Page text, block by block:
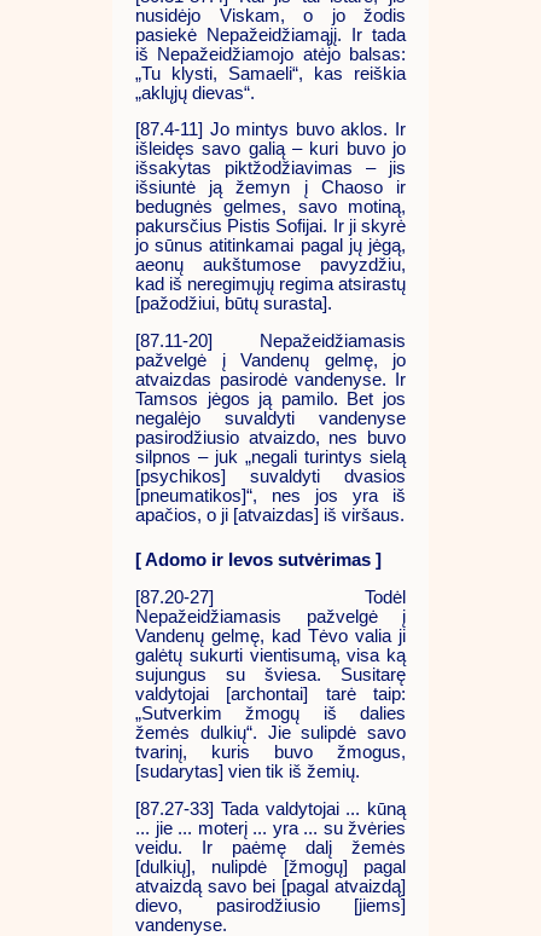
nusidėjo Viskam, o jo žodis
pasiekė Nepažeidžiamąjį. Ir tada
iš Nepažeidžiamojo atėjo balsas:
„Tu klysti, Samaeli“, kas reiškia
„aklųjų dievas“.
[87.4-11] Jo mintys buvo aklos. Ir
išleidęs savo galią – kuri buvo jo
išsakytas piktžodžiavimas – jis
išsiuntė ją žemyn į Chaoso ir
bedugnės gelmes, savo motiną,
pakursčius Pistis Sofijai. Ir ji skyrė
jo sūnus atitinkamai pagal jų jėgą,
aeonų aukštumose pavyzdžiu,
kad iš neregimųjų regima atsirastų
[pažodžiui, būtų surasta].
[87.11-20] Nepažeidžiamasis
pažvelgė į Vandenų gelmę, jo
atvaizdas pasirodė vandenyse. Ir
Tamsos jėgos ją pamilo. Bet jos
negalėjo suvaldyti vandenyse
pasirodžiusio atvaizdo, nes buvo
silpnos – juk „negali turintys sielą
[psychikos] suvaldyti dvasios
[pneumatikos]“, nes jos yra iš
apačios, o ji [atvaizdas] iš viršaus.
[ Adomo ir Ievos sutvėrimas ]
[87.20-27] Todėl
Nepažeidžiamasis pažvelgė į
Vandenų gelmę, kad Tėvo valia ji
galėtų sukurti vientisumą, visa ką
sujungus su šviesa. Susitarę
valdytojai [archontai] tarė taip:
„Sutverkim žmogų iš dalies
žemės dulkių“. Jie sulipdė savo
tvarinį, kuris buvo žmogus,
[sudarytas] vien tik iš žemių.
[87.27-33] Tada valdytojai ... kūną
... jie ... moterį ... yra ... su žvėries
veidu. Ir paėmę dalį žemės
[dulkių], nulipdė [žmogų] pagal
atvaizdą savo bei [pagal atvaizdą]
dievo, pasirodžiusio [jiems]
vandenyse.